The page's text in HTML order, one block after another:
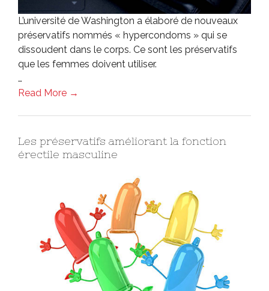
L’université de Washington a élaboré de nouveaux
préservatifs nommés « hypercondoms » qui se
dissoudent dans le corps. Ce sont les préservatifs
que les femmes doivent utiliser.
…
Read More →
Les préservatifs améliorant la fonction
érectile masculine